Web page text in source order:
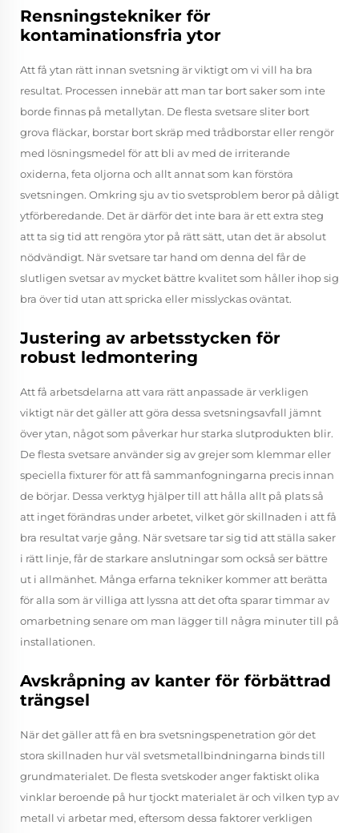
Rensningstekniker för
kontaminationsfria ytor
Att få ytan rätt innan svetsning är viktigt om vi vill ha bra
resultat. Processen innebär att man tar bort saker som inte
borde finnas på metallytan. De flesta svetsare sliter bort
grova fläckar, borstar bort skräp med trådborstar eller rengör
med lösningsmedel för att bli av med de irriterande
oxiderna, feta oljorna och allt annat som kan förstöra
svetsningen. Omkring sju av tio svetsproblem beror på dåligt
ytförberedande. Det är därför det inte bara är ett extra steg
att ta sig tid att rengöra ytor på rätt sätt, utan det är absolut
nödvändigt. När svetsare tar hand om denna del får de
slutligen svetsar av mycket bättre kvalitet som håller ihop sig
bra över tid utan att spricka eller misslyckas oväntat.
Justering av arbetsstycken för
robust ledmontering
Att få arbetsdelarna att vara rätt anpassade är verkligen
viktigt när det gäller att göra dessa svetsningsavfall jämnt
över ytan, något som påverkar hur starka slutprodukten blir.
De flesta svetsare använder sig av grejer som klemmar eller
speciella fixturer för att få sammanfogningarna precis innan
de börjar. Dessa verktyg hjälper till att hålla allt på plats så
att inget förändras under arbetet, vilket gör skillnaden i att få
bra resultat varje gång. När svetsare tar sig tid att ställa saker
i rätt linje, får de starkare anslutningar som också ser bättre
ut i allmänhet. Många erfarna tekniker kommer att berätta
för alla som är villiga att lyssna att det ofta sparar timmar av
omarbetning senare om man lägger till några minuter till på
installationen.
Avskråpning av kanter för förbättrad
trängsel
När det gäller att få en bra svetsningspenetration gör det
stora skillnaden hur väl svetsmetallbindningarna binds till
grundmaterialet. De flesta svetskoder anger faktiskt olika
vinklar beroende på hur tjockt materialet är och vilken typ av
metall vi arbetar med, eftersom dessa faktorer verkligen